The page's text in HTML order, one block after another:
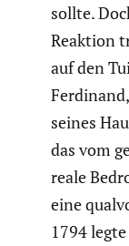
sollte.
Reaktion
auf den
seines
das vom
reale
eine
1794